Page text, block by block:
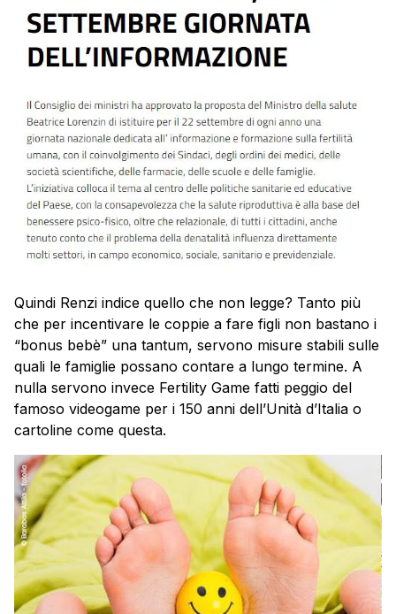
Quindi Renzi indice quello che non legge? Tanto più
che per incentivare le coppie a fare figli non bastano i
“bonus bebè” una tantum, servono misure stabili sulle
quali le famiglie possano contare a lungo termine. A
nulla servono invece Fertility Game fatti peggio del
famoso videogame per i 150 anni dell’Unità d’Italia o
cartoline come questa.